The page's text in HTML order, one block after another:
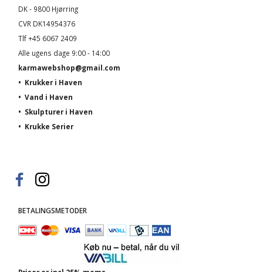
DK - 9800 Hjørring
CVR DK14954376
Tlf +45 6067 2409
Alle ugens dage 9:00 - 14:00
karmawebshop@gmail.com
• Krukker i Haven
• Vand i Haven
• Skulpturer i Haven
• Krukke Serier
BETALINGSMETODER